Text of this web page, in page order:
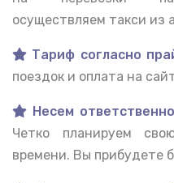
осуществляем такси из
Тариф согласно
поездок и оплата на
Несем
Четко планируем
времени. Вы прибудете